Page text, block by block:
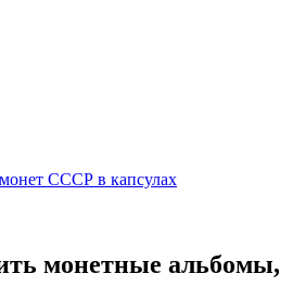
СССР в капсулах
монетные альбомы,